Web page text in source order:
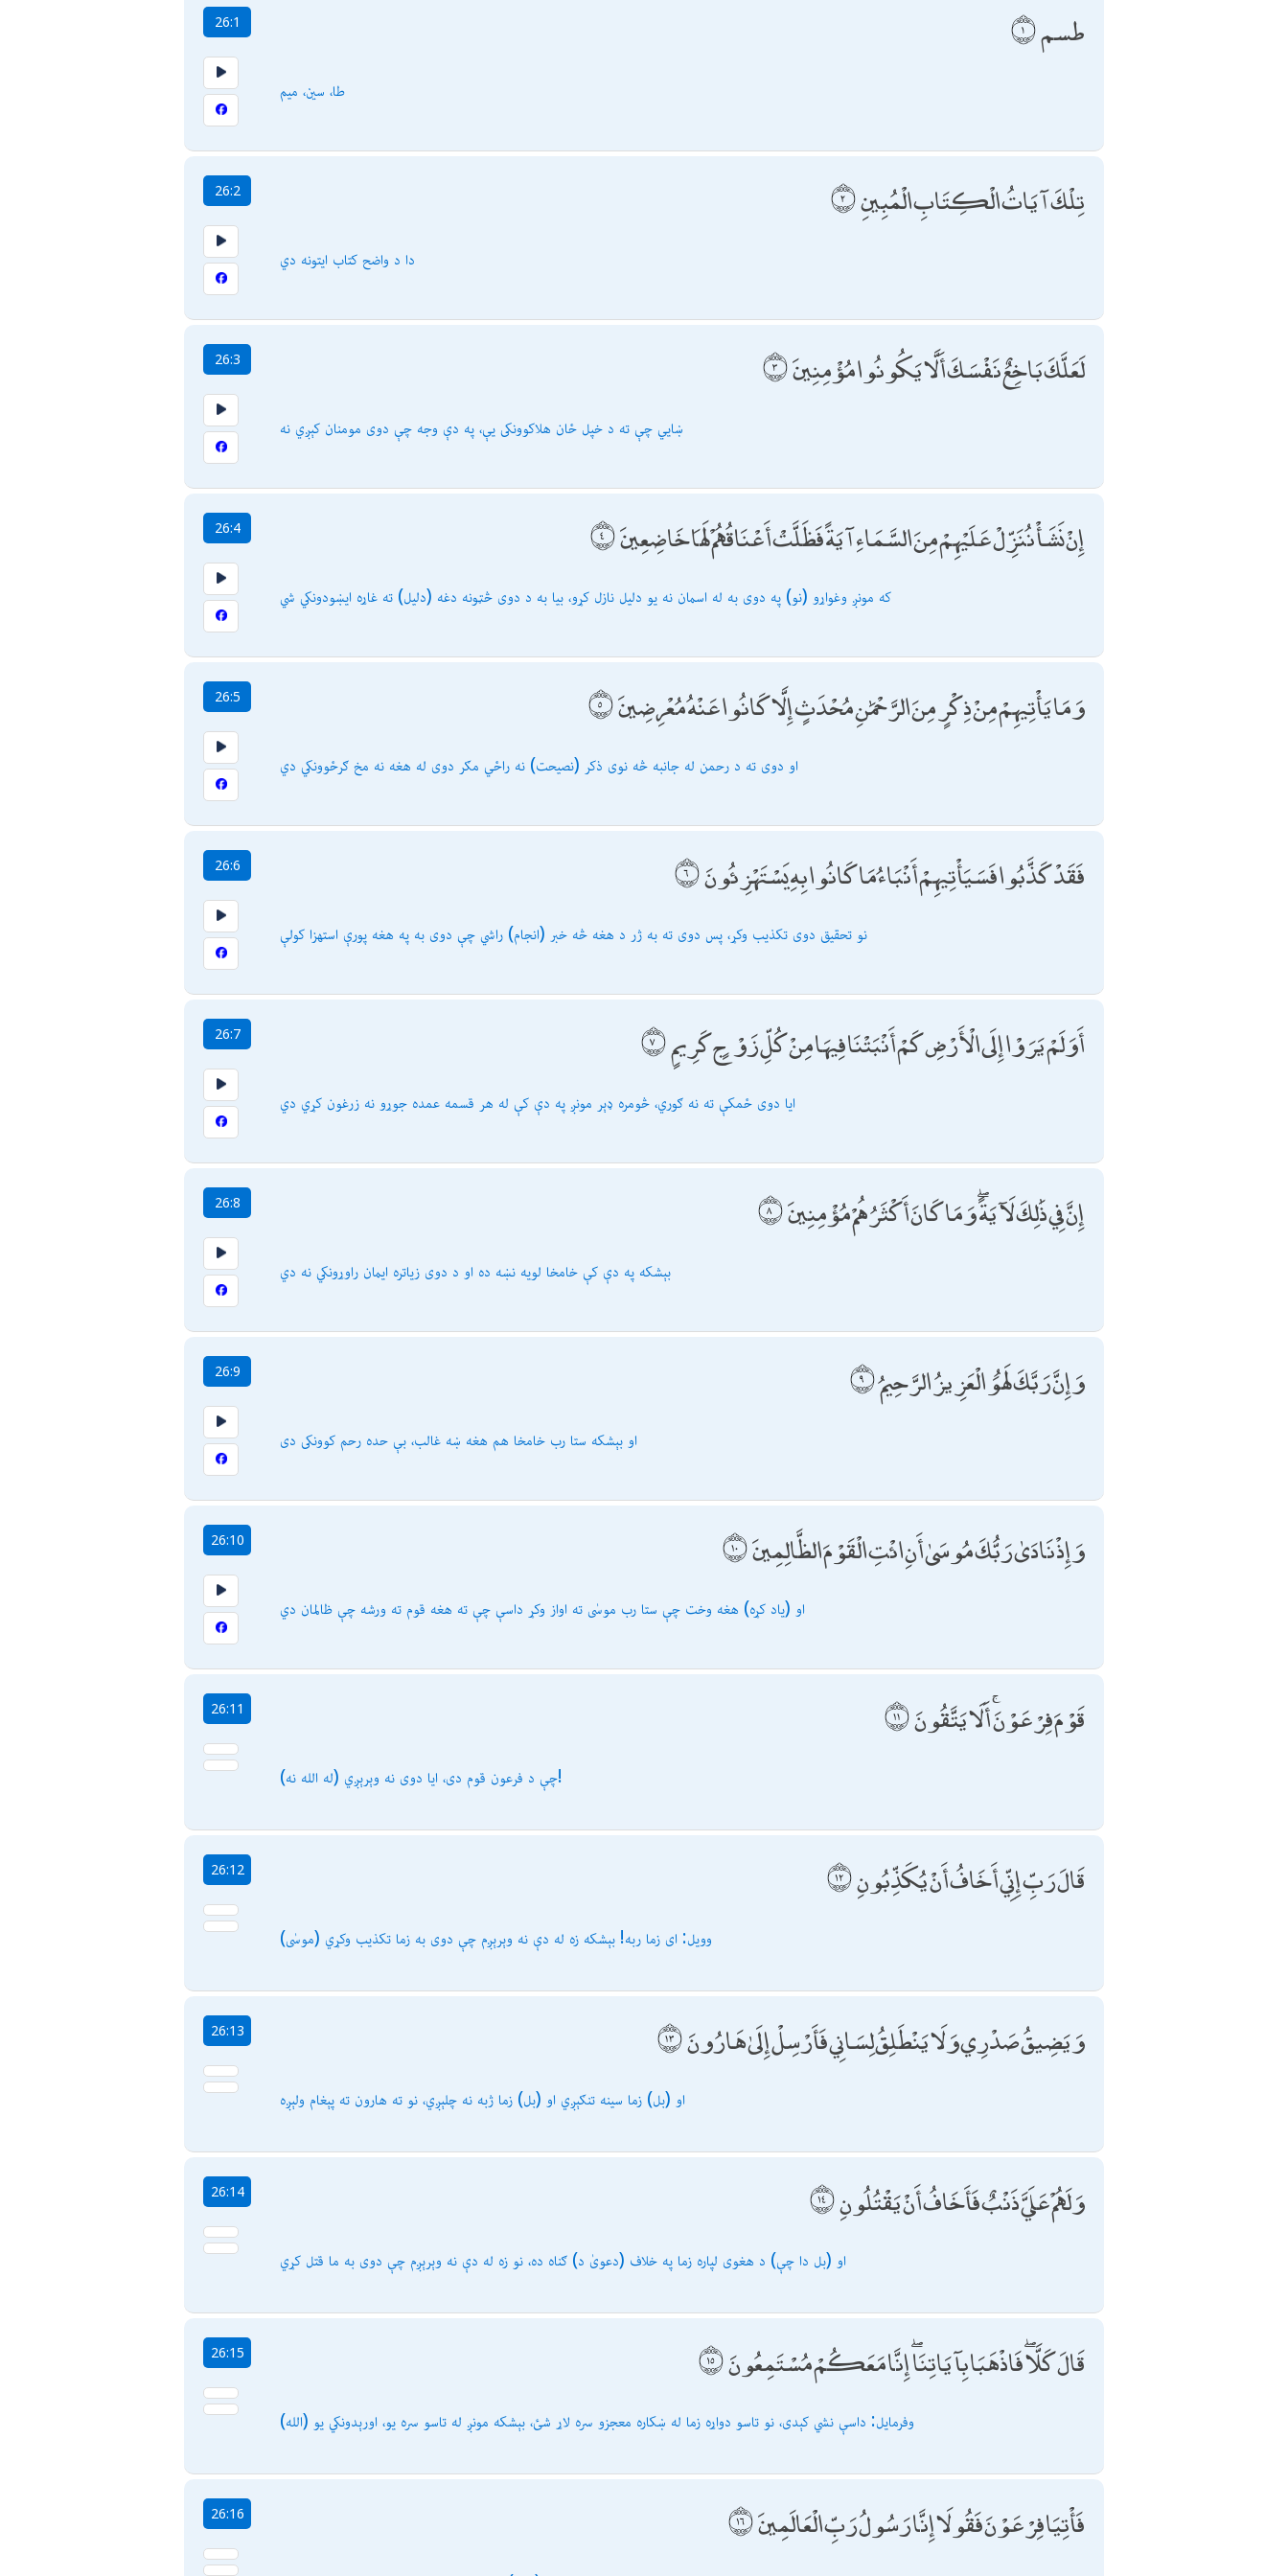
26:1 طسم
طا، سين، ميم
26:2 تِلْكَ آيَاتُ الْكِتَابِ الْمُبِينِ
دا د واضح كتاب ایتونه دي
26:3 لَعَلَّكَ بَاخِعٌ نَفْسَكَ أَلَّا يَكُونُوا مُؤْمِنِينَ
ښايي چې ته د خپل ځان هلاكوونكى يې، په دې وجه چې دوى مومنان كېږي نه
26:4 إِنْ نَشَأْ نُنَزِّلْ عَلَيْهِمْ مِنَ السَّمَاءِ آيَةً فَظَلَّتْ أَعْنَاقُهُمْ لَهَا خَاضِعِينَ
كه مونږ وغواړو (نو) په دوى به له اسمان نه یو دلیل نازل كړو، بیا به د دوى څټونه دغه (دلیل) ته غاړه ایښودونكي شي
26:5 وَمَا يَأْتِيهِمْ مِنْ ذِكْرٍ مِنَ الرَّحْمَٰنِ مُحْدَثٍ إِلَّا كَانُوا عَنْهُ مُعْرِضِينَ
او دوى ته د رحمن له جانبه څه نوى ذكر (نصیحت) نه راځي مګر دوى له هغه نه مخ ګرځوونكي دي
26:6 فَقَدْ كَذَّبُوا فَسَيَأْتِيهِمْ أَنْبَاءُ مَا كَانُوا بِهِ يَسْتَهْزِئُونَ
نو تحقیق دوى تكذیب وكړ، پس دوى ته به ژر د هغه څه خبر (انجام) راشي چې دوى به په هغه پورې استهزا كولې
26:7 أَوَلَمْ يَرَوْا إِلَى الْأَرْضِ كَمْ أَنْبَتْنَا فِيهَا مِنْ كُلِّ زَوْجٍ كَرِيمٍ
ایا دوى ځمكې ته نه ګوري، څومره ډېر مونږ په دې كې له هر قسمه عمده جوړو نه زرغون كړي دي
26:8 إِنَّ فِي ذَٰلِكَ لَآيَةً ۖ وَمَا كَانَ أَكْثَرُهُمْ مُؤْمِنِينَ
بېشكه په دې كې خامخا لویه نښه ده او د دوى زیاتره ایمان راوړونكي نه دي
26:9 وَإِنَّ رَبَّكَ لَهُوَ الْعَزِيزُ الرَّحِيمُ
او بېشكه ستا رب خامخا هم هغه ښه غالب، بې حده رحم كوونكى دى
26:10 وَإِذْ نَادَىٰ رَبُّكَ مُوسَىٰ أَنِ ائْتِ الْقَوْمَ الظَّالِمِينَ
او (یاد كړه) هغه وخت چې ستا رب موسٰى ته اواز وكړ داسې چې ته هغه قوم ته ورشه چې ظالمان دي
26:11 قَوْمَ فِرْعَوْنَ ۚ أَلَا يَتَّقُونَ
چې د فرعون قوم دى، ایا دوى نه وېرېږي (له الله نه)!
26:12 قَالَ رَبِّ إِنِّي أَخَافُ أَنْ يُكَذِّبُونِ
(موسٰى) وویل: اى زما ربه! بېشكه زه له دې نه وېرېږم چې دوى به زما تكذیب وكړي
26:13 وَيَضِيقُ صَدْرِي وَلَا يَنْطَلِقُ لِسَانِي فَأَرْسِلْ إِلَىٰ هَارُونَ
او (بل) زما سینه تنګېږي او (بل) زما ژبه نه چلېږي، نو ته هارون ته پېغام ولېږه
26:14 وَلَهُمْ عَلَيَّ ذَنْبٌ فَأَخَافُ أَنْ يَقْتُلُونِ
او (بل دا چې) د هغوى لپاره زما په خلاف (دعوىٰ د) ګناه ده، نو زه له دې نه وېرېږم چې دوى به ما قتل كړي
26:15 قَالَ كَلَّا ۖ فَاذْهَبَا بِآيَاتِنَا ۖ إِنَّا مَعَكُمْ مُسْتَمِعُونَ
(الله) وفرمایل: داسې نشي كېدى، نو تاسو دواړه زما له ښكاره معجزو سره لاړ شئ، بېشكه مونږ له تاسو سره یو، اورېدونكي یو
26:16 فَأْتِيَا فِرْعَوْنَ فَقُولَا إِنَّا رَسُولُ رَبِّ الْعَالَمِينَ